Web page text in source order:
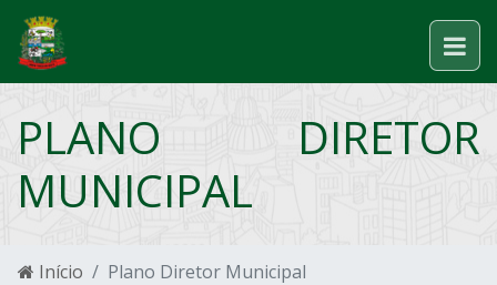
PLANO DIRETOR
MUNICIPAL
Início Plano Diretor Municipal